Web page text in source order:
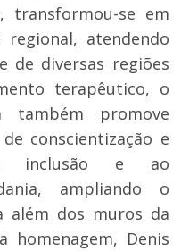
transformou-se em
atendendo
e de diversas regiões
terapêutico, o
também promove
conscientização e
inclusão e ao
ampliando o
além dos muros da
homenagem, Denis